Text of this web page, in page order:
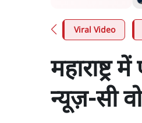
Viral Video
न्यूज़-सी